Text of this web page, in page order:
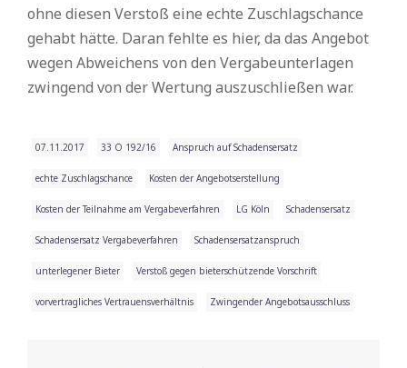
ohne diesen Verstoß eine echte Zuschlagschance
gehabt hätte. Daran fehlte es hier, da das Angebot
wegen Abweichens von den Vergabeunterlagen
zwingend von der Wertung auszuschließen war.
07.11.2017 33 O 192/16 Anspruch auf Schadensersatz
echte Zuschlagschance Kosten der Angebotserstellung
Kosten der Teilnahme am Vergabeverfahren LG Köln Schadensersatz
Schadensersatz Vergabeverfahren Schadensersatzanspruch
unterlegener Bieter Verstoß gegen bieterschützende Vorschrift
vorvertragliches Vertrauensverhältnis Zwingender Angebotsausschluss